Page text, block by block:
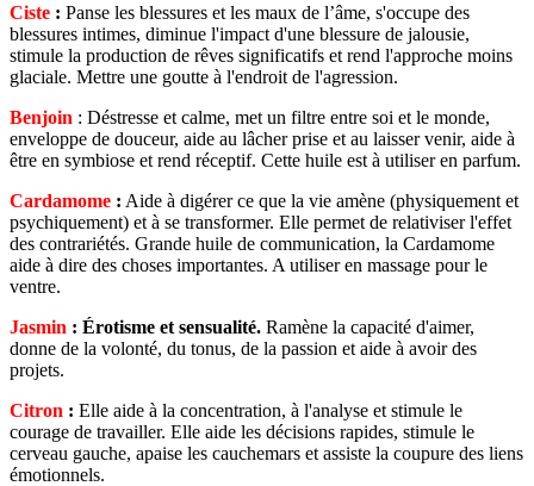
Ciste : Panse les blessures et les maux de l’âme, s'occupe des
blessures intimes, diminue l'impact d'une blessure de jalousie,
stimule la production de rêves significatifs et rend l'approche moins
glaciale. Mettre une goutte à l'endroit de l'agression.
Benjoin : Déstresse et calme, met un filtre entre soi et le monde,
enveloppe de douceur, aide au lâcher prise et au laisser venir, aide à
être en symbiose et rend réceptif. Cette huile est à utiliser en parfum.
Cardamome : Aide à digérer ce que la vie amène (physiquement et
psychiquement) et à se transformer. Elle permet de relativiser l'effet
des contrariétés. Grande huile de communication, la Cardamome
aide à dire des choses importantes. A utiliser en massage pour le
ventre.
Jasmin : Érotisme et sensualité. Ramène la capacité d'aimer,
donne de la volonté, du tonus, de la passion et aide à avoir des
projets.
Citron : Elle aide à la concentration, à l'analyse et stimule le
courage de travailler. Elle aide les décisions rapides, stimule le
cerveau gauche, apaise les cauchemars et assiste la coupure des liens
émotionnels.